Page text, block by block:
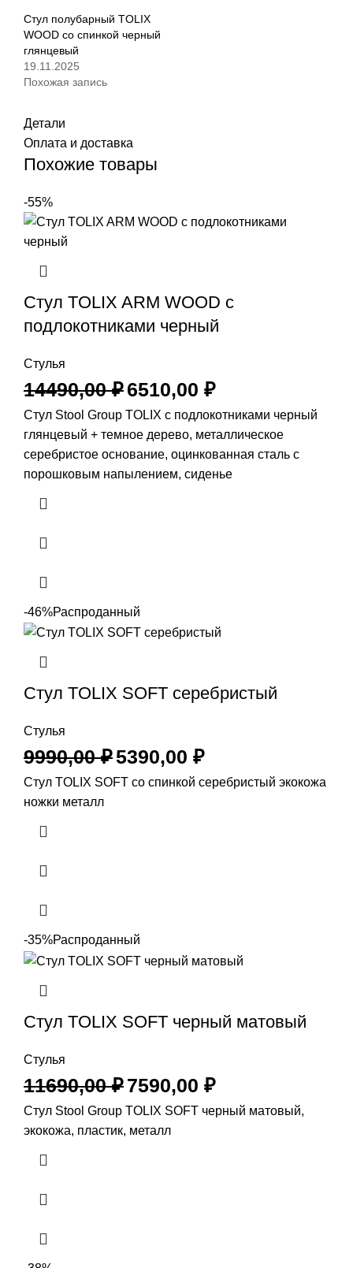
Стул полубарный TOLIX
WOOD со спинкой черный
глянцевый
19.11.2025
Похожая запись
Детали
Оплата и доставка
Похожие товары
-55%
Стул TOLIX ARM WOOD с
подлокотниками черный
Стулья
14490,00₽6510,00 ₽
Стул Stool Group TOLIX с подлокотниками черный
глянцевый + темное дерево, металлическое
серебристое основание, оцинкованная сталь с
порошковым напылением, сиденье
-46%Распроданный
Стул TOLIX SOFT серебристый
Стулья
9990,00₽5390,00 ₽
Стул TOLIX SOFT со спинкой серебристый экокожа
ножки металл
-35%Распроданный
Стул TOLIX SOFT черный матовый
Стулья
11690,00₽7590,00 ₽
Стул Stool Group TOLIX SOFT черный матовый,
экокожа, пластик, металл